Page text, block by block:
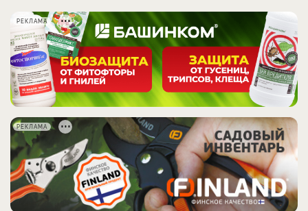
РЕКЛАМА
РЕКЛАМА